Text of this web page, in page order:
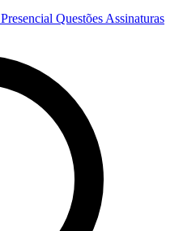
Presencial Questões Assinaturas